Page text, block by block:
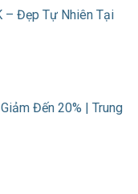
– Đẹp Tự Nhiên Tại
Đến 20% | Trung